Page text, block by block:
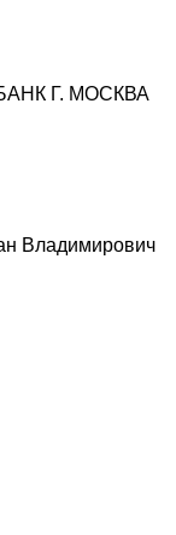
Г. МОСКВА
Владимирович